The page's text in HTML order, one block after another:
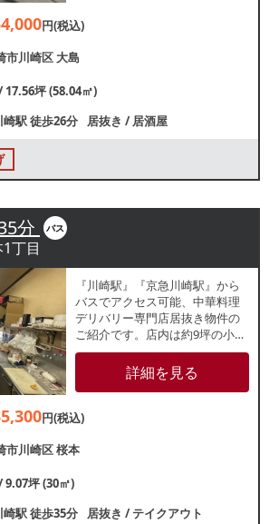
円(税込)
市川崎区 大島
17.56坪 (58.04㎡)
崎駅徒歩26分 居抜き /居酒屋
分 バス
丁目
『川崎駅』『京急川崎駅』から
バスでアクセス可能、中華料理
デリバリー専門店居抜き物件の
ご紹介です。店内は約9坪の小箱
物件！新規出店・個人開業をお
考えの方にもおすすめです。周
辺は住居が多く、近隣住民のテ
見込めます。諸条件等、お気軽
詳細を見る
円(税込)
市川崎区桜本
9.07坪 (30㎡)
崎駅徒歩35分 居抜き /テイクアウト